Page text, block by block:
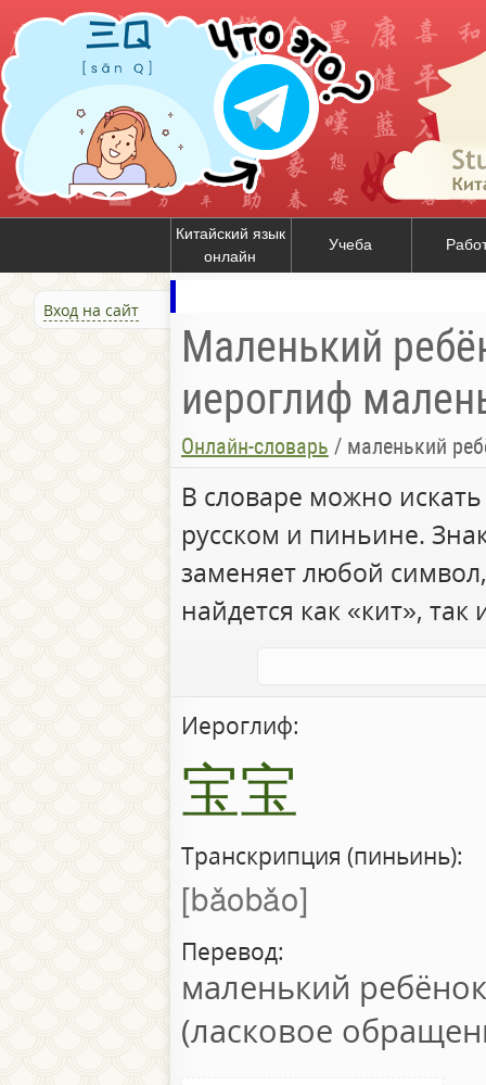
Китайский язык
онлайн
Учеба
Вход на сайт
Маленький
иероглиф
Онлайн-словарь / маленький
В словаре можно
русском и пиньине.
заменяет любой
найдется как «кит», так
Иероглиф:
宝宝
Транскрипция (пиньинь):
bǎobǎo
Перевод:
маленький
(ласковое